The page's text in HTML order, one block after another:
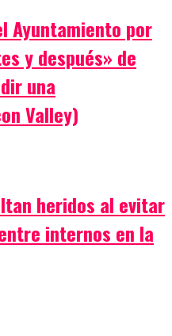
Ayuntamiento por
y después» de
una
Valley)
heridos al evitar
internos en la